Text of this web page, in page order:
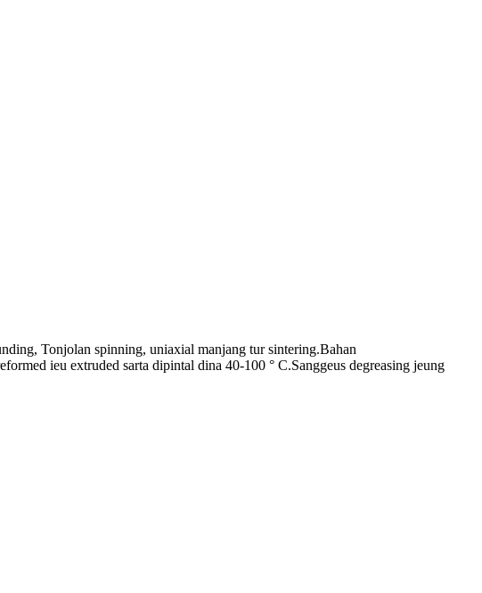
Tonjolan spinning, uniaxial manjang tur sintering.Bahan
ieu extruded sarta dipintal dina 40-100 ° C.Sanggeus degreasing jeung